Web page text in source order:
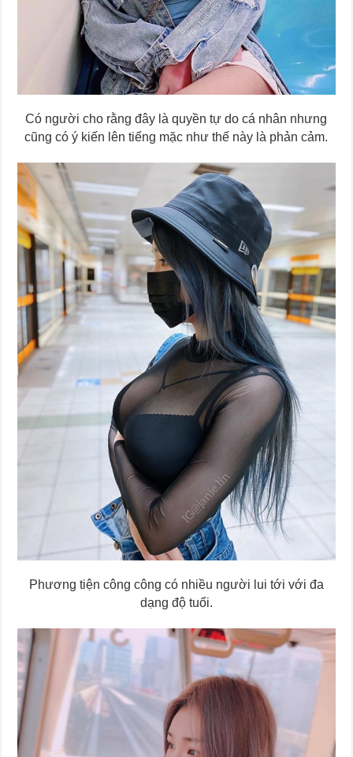
Có người cho rằng đây là quyền tự do cá nhân nhưng
cũng có ý kiến lên tiếng mặc như thế này là phản cảm.
Phương tiện công công có nhiều người lui tới với đa
dạng độ tuổi.